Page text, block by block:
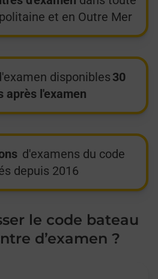
et en Outre Mer
disponibles 30
après l'examen
d'examens du code
depuis 2016
le code bateau
d’examen ?